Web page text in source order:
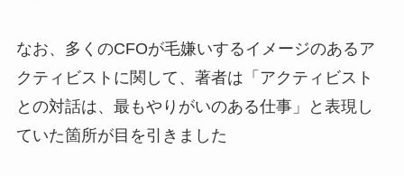
なお、多くのCFOが毛嫌いするイメージのあるア
クティビストに関して、著者は「アクティビスト
との対話は、最もやりがいのある仕事」と表現し
ていた箇所が目を引きました